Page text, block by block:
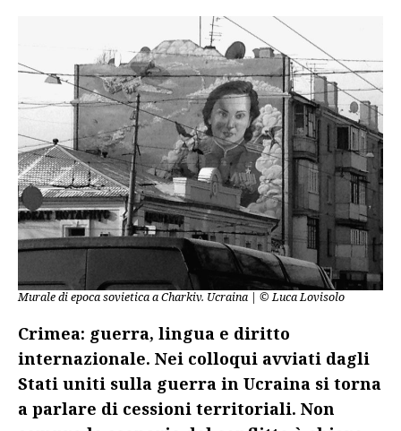
Murale di epoca sovietica a Charkiv. Ucraina | © Luca Lovisolo
Crimea: guerra, lingua e diritto
internazionale. Nei colloqui avviati dagli
Stati uniti sulla guerra in Ucraina si torna
a parlare di cessioni territoriali. Non